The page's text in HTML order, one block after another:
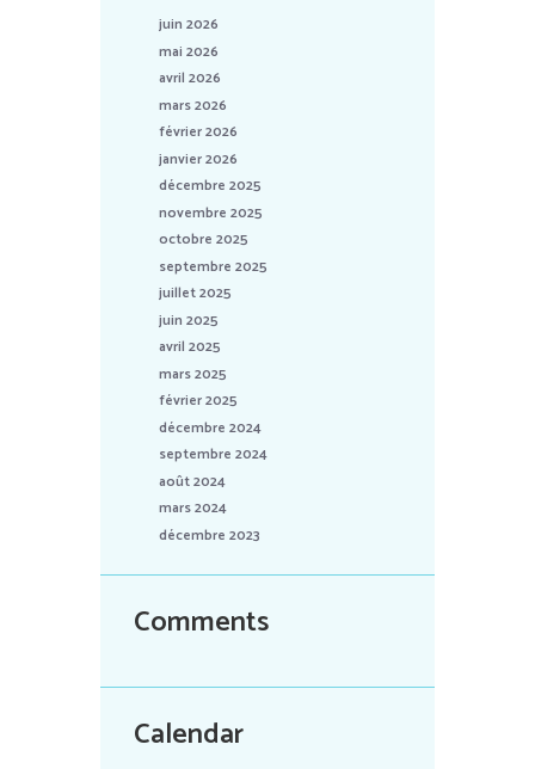
juin 2026
mai 2026
avril 2026
mars 2026
février 2026
janvier 2026
décembre 2025
novembre 2025
octobre 2025
septembre 2025
juillet 2025
juin 2025
avril 2025
mars 2025
février 2025
décembre 2024
septembre 2024
août 2024
mars 2024
décembre 2023
Comments
Calendar